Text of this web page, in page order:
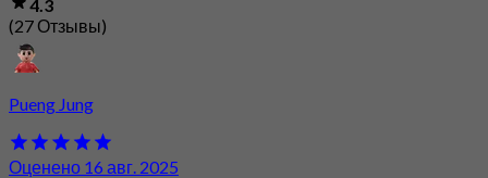
4.3
(27 Отзывы)
Pueng Jung
Оценено 16 авг. 2025